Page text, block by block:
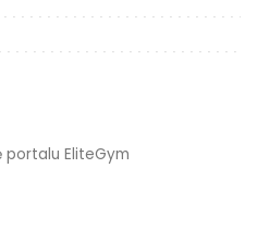
portalu EliteGym